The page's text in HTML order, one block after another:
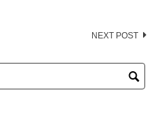
NEXT POST